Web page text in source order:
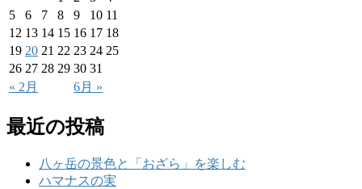
« 2月 6月 »
5
6 7 8 9 10 11
12 13 14 15 16 17 18
19 20 21 22 23 24 25
26 27 28 29 30 31
最近の投稿
八ヶ岳の景色と「おざら」を楽しむ
ハマナスの実